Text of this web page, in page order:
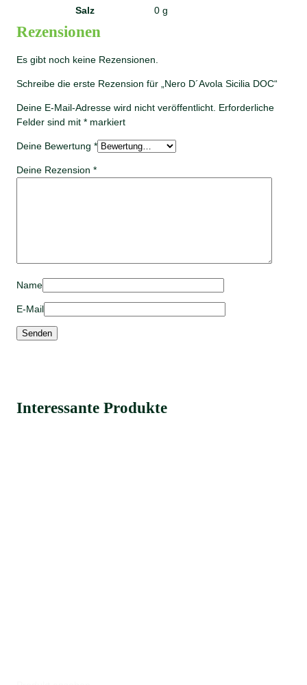
Salz
0 g
Rezensionen
Es gibt noch keine Rezensionen.
Schreibe die erste Rezension für „Nero D´Avola Sicilia DOC“
Deine E-Mail-Adresse wird nicht veröffentlicht. Erforderliche
Felder sind mit * markiert
Deine Bewertung *
Deine Rezension *
Name
E-Mail
Interessante Produkte